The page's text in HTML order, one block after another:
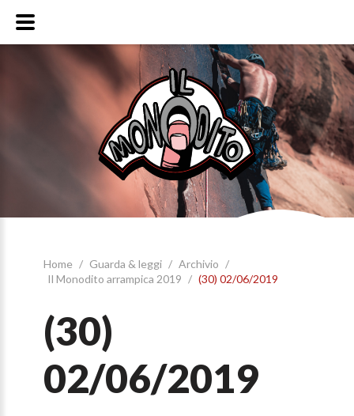
Home / Guarda & leggi / Archivio /
Il Monodito arrampica 2019 / (30) 02/06/2019
(30)
02/06/2019